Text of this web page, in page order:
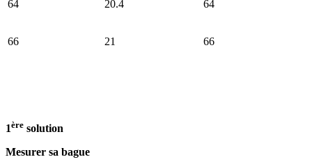
64 20.4 64
66 21 66
1ère solution
Mesurer sa bague